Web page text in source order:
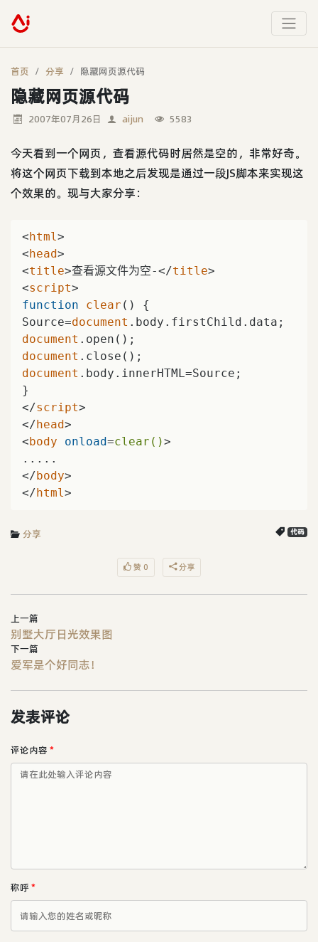
首页 分享 隐藏网页源代码
隐藏网页源代码
2007年07月26日 aijun 5583
今天看到一个网页，查看源代码时居然是空的，非常好奇。
将这个网页下载到本地之后发现是通过一段JS脚本来实现这
个效果的。现与大家分享：
<html>
<head>
<title>查看源文件为空-</title>
<script>
function
clear ( ) {
Source=document
document
document
document .body.innerHTML=Source;
</script>
</head>
<body onload=clear()>
</body>
</html>
分享 代码
赞 0 分享
上一篇
别墅大厅日光效果图
下一篇
爱军是个好同志！
发表评论
评论内容 *
称呼*